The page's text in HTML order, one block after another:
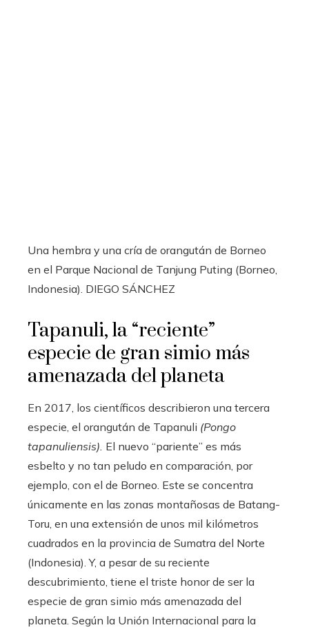
Una hembra y una cría de orangután de Borneo
en el Parque Nacional de Tanjung Puting (Borneo,
Indonesia). DIEGO SÁNCHEZ
Tapanuli, la “reciente”
especie de gran simio más
amenazada del planeta
En 2017, los científicos describieron una tercera
especie, el orangután de Tapanuli (Pongo
tapanuliensis). El nuevo “pariente” es más
esbelto y no tan peludo en comparación, por
ejemplo, con el de Borneo. Este se concentra
únicamente en las zonas montañosas de Batang-
Toru, en una extensión de unos mil kilómetros
cuadrados en la provincia de Sumatra del Norte
(Indonesia). Y, a pesar de su reciente
descubrimiento, tiene el triste honor de ser la
especie de gran simio más amenazada del
planeta. Según la Unión Internacional para la